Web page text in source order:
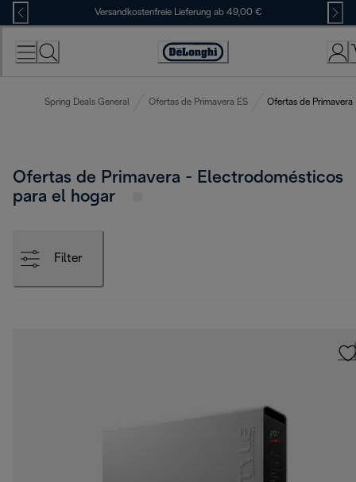
Skip
to
Content
Versandkostenfreie Lieferung ab 49,00 €
Erklärung
Zugänglichkeit
Spring Deals General Ofertas de Primavera ES Ofertas de
Ofertas de Primavera - Electrodomésticos
para el hogar
Filter